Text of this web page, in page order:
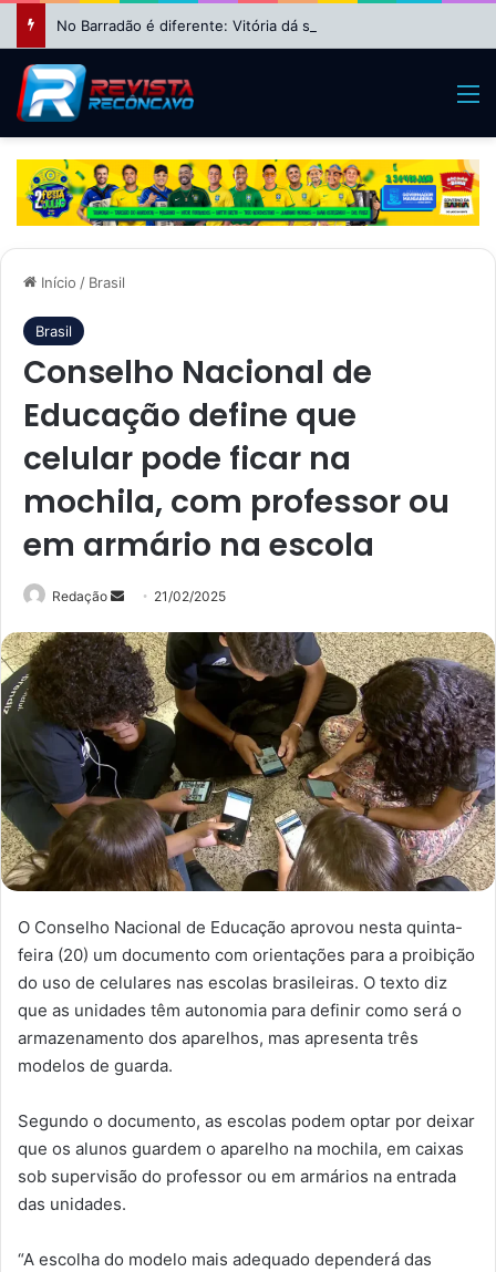
Início / Brasil
Brasil
Conselho Nacional de
Educação define que
celular pode ficar na
mochila, com professor ou
em armário na escola
Redação
Mande
e-
mail
21/02/2025
O Conselho Nacional de Educação aprovou nesta quinta-
feira (20) um documento com orientações para a proibição
do uso de celulares nas escolas brasileiras. O texto diz
que as unidades têm autonomia para definir como será o
armazenamento dos aparelhos, mas apresenta três
modelos de guarda.
Segundo o documento, as escolas podem optar por deixar
que os alunos guardem o aparelho na mochila, em caixas
sob supervisão do professor ou em armários na entrada
das unidades.
“A escolha do modelo mais adequado dependerá das